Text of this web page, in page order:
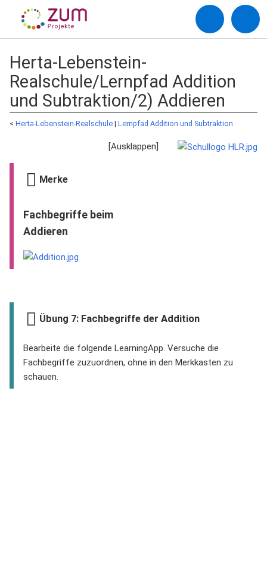
Herta-Lebenstein-
Realschule/Lernpfad Addition
und Subtraktion/2) Addieren
< Herta-Lebenstein-Realschule ‎ | Lernpfad Addition und Subtraktion
Merke
Fachbegriffe beim
Addieren
Übung 7: Fachbegriffe der Addition
Bearbeite die folgende LearningApp. Versuche die
Fachbegriffe zuzuordnen, ohne in den Merkkasten zu
schauen.